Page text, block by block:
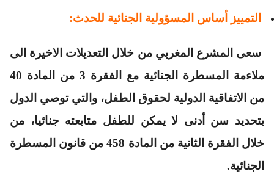
التمييز أساس المسؤولية الجنائية للحدث:
سعى المشرع المغربي من خلال التعديلات الاخيرة الى
ملاءمة المسطرة الجنائية مع الفقرة 3 من المادة 40
من الاتفاقية الدولية لحقوق الطفل، والتي توصي الدول
بتحديد سن أدنى لا يمكن للطفل متابعته جنائيا، من
خلال الفقرة الثانية من المادة 458 من قانون المسطرة
الجنائية.